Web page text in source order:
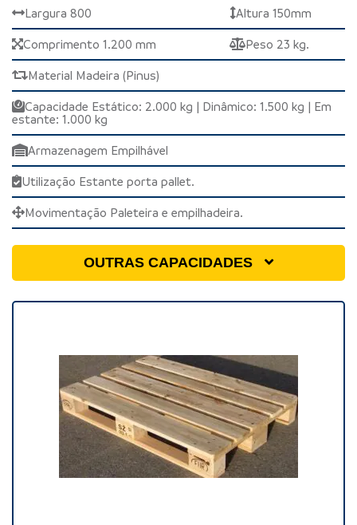
Largura 800 Altura 150mm
Comprimento 1.200 mm Peso 23 kg.
Material Madeira (Pinus)
Capacidade Estático: 2.000 kg | Dinâmico: 1.500 kg | Em
estante: 1.000 kg
Armazenagem Empilhável
Utilização Estante porta pallet.
Movimentação Paleteira e empilhadeira.
OUTRAS CAPACIDADES